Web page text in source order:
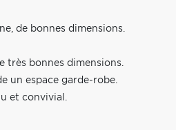
de bonnes dimensions.
très bonnes dimensions.
un espace garde-robe.
et convivial.